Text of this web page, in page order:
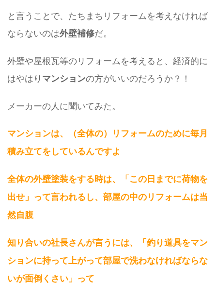
と言うことで、たちまちリフォームを考えなければ
ならないのは外壁補修だ。
外壁や屋根瓦等のリフォームを考えると、経済的に
はやはりマンションの方がいいのだろうか？！
メーカーの人に聞いてみた。
マンションは、（全体の）リフォームのために毎月
積み立てをしているんですよ
全体の外壁塗装をする時は、「この日までに荷物を
出せ」って言われるし、部屋の中のリフォームは当
然自腹
知り合いの社長さんが言うには、「釣り道具をマン
ションに持って上がって部屋で洗わなければならな
いが面倒くさい」って